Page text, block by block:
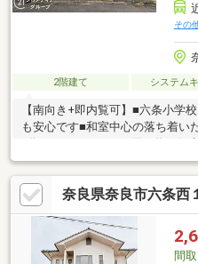
その
2階建て システム
【南向き+即内覧可】■六条小学
も安心です■和室中心の落ち着い
奈良県奈良市六条西
間取